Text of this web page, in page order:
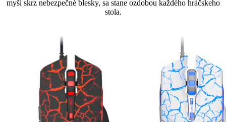
myši skrz nebezpečné blesky, sa stane ozdobou každého hráčskeho
stola.